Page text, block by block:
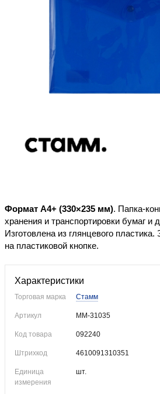
Уже купили
Формат А4+ (330×235 мм). Папка-
хранения и транспортировки бумаг и
Изготовлена из глянцевого
на пластиковой кнопке.
Характеристики
Торговая марка Стамм
Артикул ММ-31035
Код товара 092240
Штрихкод 4610091310351
Единица
измерения
шт.